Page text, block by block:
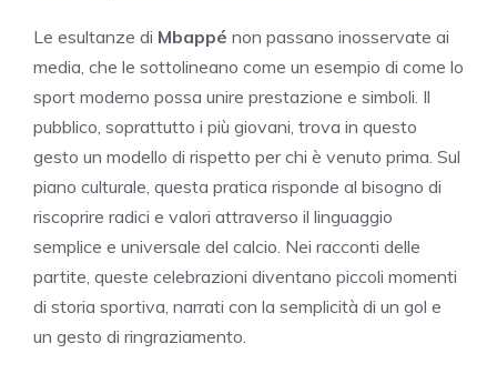
Le esultanze di Mbappé non passano inosservate ai
media, che le sottolineano come un esempio di come lo
sport moderno possa unire prestazione e simboli. Il
pubblico, soprattutto i più giovani, trova in questo
gesto un modello di rispetto per chi è venuto prima. Sul
piano culturale, questa pratica risponde al bisogno di
riscoprire radici e valori attraverso il linguaggio
semplice e universale del calcio. Nei racconti delle
partite, queste celebrazioni diventano piccoli momenti
di storia sportiva, narrati con la semplicità di un gol e
un gesto di ringraziamento.